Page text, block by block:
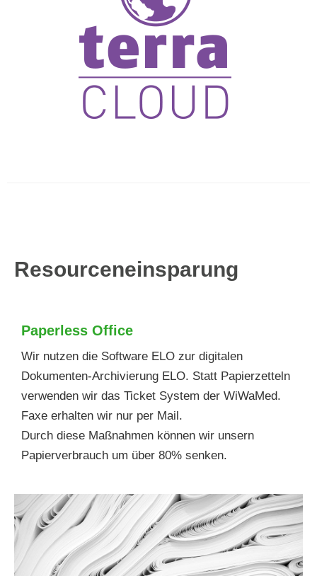
Resourceneinsparung
Paperless Office
Wir nutzen die Software ELO zur digitalen
Dokumenten-Archivierung ELO. Statt Papierzetteln
verwenden wir das Ticket System der WiWaMed.
Faxe erhalten wir nur per Mail.
Durch diese Maßnahmen können wir unsern
Papierverbrauch um über 80% senken.